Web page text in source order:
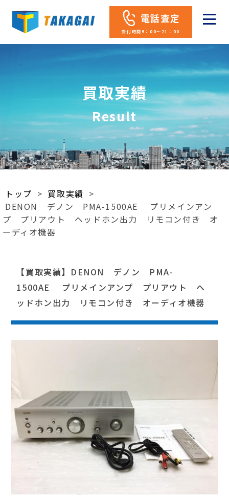
電話査定
受付時間9：00～21：00
買取実績
Result
トップ > 買取実績 >
DENON デノン PMA-1500AE プリメインアン
プ プリアウト ヘッドホン出力 リモコン付き オ
ーディオ機器
【買取実績】DENON デノン PMA-
1500AE プリメインアンプ プリアウト ヘ
ッドホン出力 リモコン付き オーディオ機器